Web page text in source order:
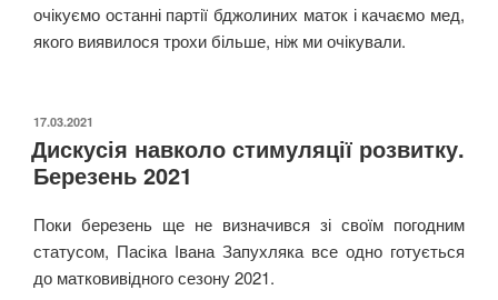
очікуємо останні партії бджолиних маток і качаємо мед,
якого виявилося трохи більше, ніж ми очікували.
ОПУБЛІКОВАНО
17.03.2021
Дискусія навколо стимуляції розвитку.
Березень 2021
Поки березень ще не визначився зі своїм погодним
статусом, Пасіка Івана Запухляка все одно готується
до матковивідного сезону 2021.